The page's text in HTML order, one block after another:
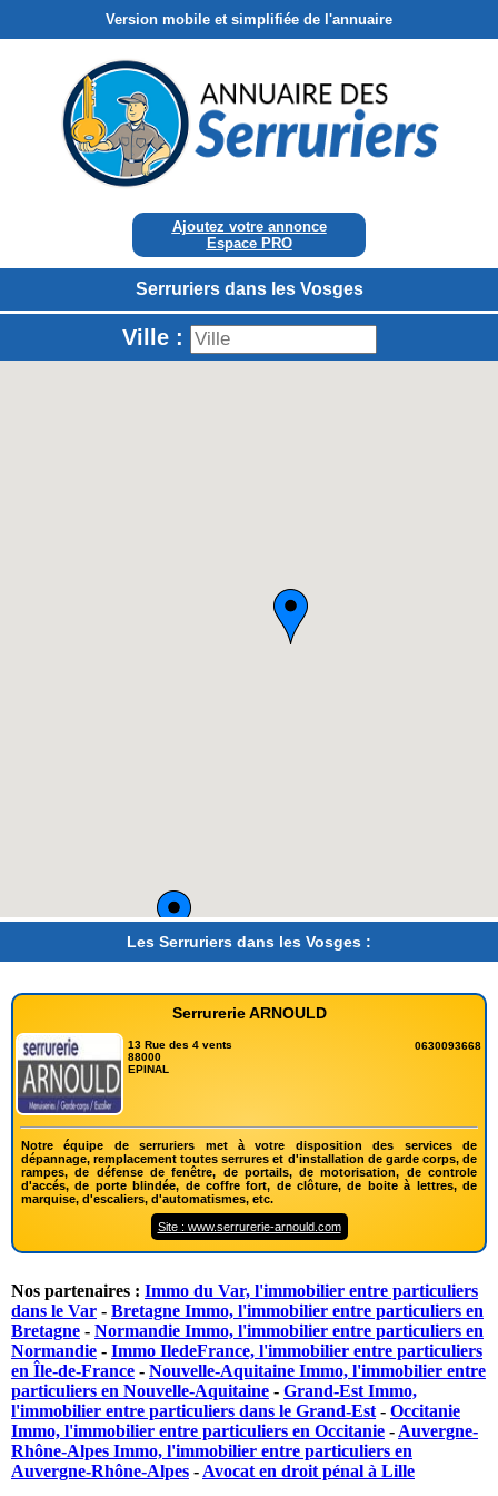
Version mobile et simplifiée de l'annuaire
Ajoutez votre annonce
Espace PRO
Serruriers dans les Vosges
Ville :
Les Serruriers dans les Vosges :
Serrurerie ARNOULD
13 Rue des 4 vents
88000
EPINAL
0630093668
Notre équipe de serruriers met à votre disposition des services de
dépannage, remplacement toutes serrures et d'installation de garde corps, de
rampes, de défense de fenêtre, de portails, de motorisation, de controle
d'accés, de porte blindée, de coffre fort, de clôture, de boite à lettres, de
marquise, d'escaliers, d'automatismes, etc.
Site : www.serrurerie-arnould.com
Nos partenaires : Immo du Var, l'immobilier entre particuliers
dans le Var - Bretagne Immo, l'immobilier entre particuliers en
Bretagne - Normandie Immo, l'immobilier entre particuliers en
Normandie - Immo IledeFrance, l'immobilier entre particuliers
en Île-de-France - Nouvelle-Aquitaine Immo, l'immobilier entre
particuliers en Nouvelle-Aquitaine - Grand-Est Immo,
l'immobilier entre particuliers dans le Grand-Est - Occitanie
Immo, l'immobilier entre particuliers en Occitanie - Auvergne-
Rhône-Alpes Immo, l'immobilier entre particuliers en
Auvergne-Rhône-Alpes - Avocat en droit pénal à Lille